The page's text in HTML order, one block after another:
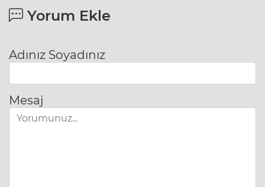
Yorum Ekle
Adınız Soyadınız
Mesaj